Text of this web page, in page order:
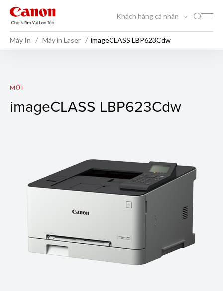
Khách hàng cá nhân
Máy In Máy in Laser imageCLASS LBP623Cdw
imageCLASS LBP623Cdw
MỚI
imageCLASS LBP623Cdw